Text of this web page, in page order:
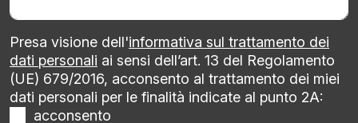
Presa visione dell'informativa sul trattamento dei
dati personali ai sensi dell’art. 13 del Regolamento
(UE) 679/2016, acconsento al trattamento dei miei
dati personali per le finalità indicate al punto 2A:
acconsento